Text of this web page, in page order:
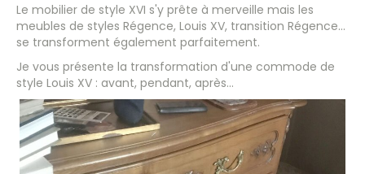
Le mobilier de style XVI s'y prête à merveille mais les
meubles de styles Régence, Louis XV, transition Régence...
se transforment également parfaitement.
Je vous présente la transformation d'une commode de
style Louis XV : avant, pendant, après...